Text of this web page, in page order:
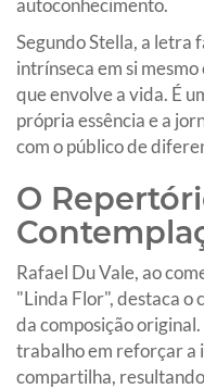
autoconhecimento.
Segundo Stella, a letra
intrínseca em si
que envolve a vida. É
própria essência e a
com o público de
O
Rafael Du Vale, ao
"Linda Flor", destaca o
da composição
trabalho em reforçar a
compartilha,